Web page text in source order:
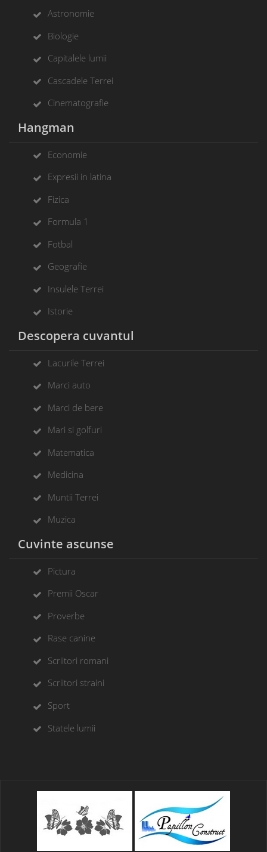
Astronomie
Biologie
Capitalele lumii
Cascadele Terrei
Cinematografie
Hangman
Economie
Expresii in latina
Fizica
Formula 1
Fotbal
Geografie
Insulele Terrei
Istorie
Descopera cuvantul
Lacurile Terrei
Marci auto
Marci de bere
Mari si golfuri
Matematica
Medicina
Muntii Terrei
Muzica
Cuvinte ascunse
Pictura
Premii Oscar
Proverbe
Rase canine
Scriitori romani
Scriitori straini
Sport
Statele lumii